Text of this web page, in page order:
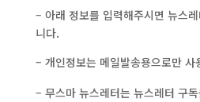
– 아래 정보를 입력해주시면 뉴스
니다.
– 개인정보는 메일발송용으로만 사
– 무스마 뉴스레터는 뉴스레터 구